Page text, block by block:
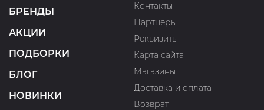
БРЕНДЫ
АКЦИИ
ПОДБОРКИ
БЛОГ
НОВИНКИ
Контакты
Партнеры
Реквизиты
Карта сайта
Магазины
Доставка и оплата
Возврат